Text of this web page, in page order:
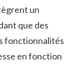
un
que des
fonctionnalités
en fonction